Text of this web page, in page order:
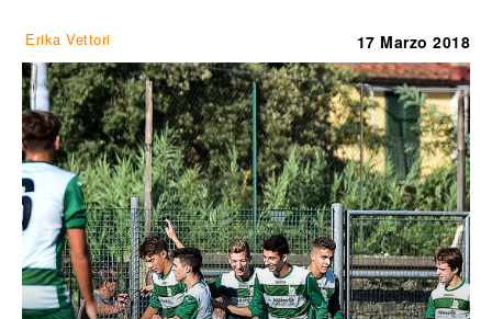
Erika Vettori 17 Marzo 2018